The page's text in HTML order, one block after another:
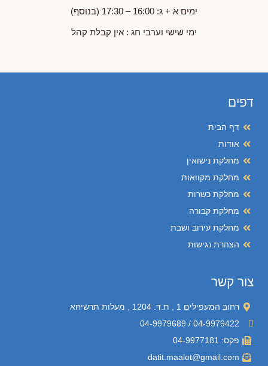
ימים א + ג: 16:00 – 17:30 (בנוסף)
ימי שישי וערבי חג : אין קבלת קהל
דפים
דף הבית
אודות
מחלקת נישואין
מחלקת מקוואות
מחלקת כשרות
מחלקת קבורה
מחלקת עירוב ושבת
הצהרת נגישות
צור קשר
רחוב המעפילים 1 , ת.ד. 1204 , מעלות תרשיחא
04-9979422 / 04-9979689
פקס: 04-9977181
datit.maalot@gmail.com